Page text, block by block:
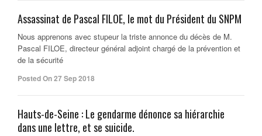
Assassinat de Pascal FILOE, le mot du Président du SNPM
Nous apprenons avec stupeur la triste annonce du décès de M.
Pascal FILOE, directeur général adjoint chargé de la prévention et
de la sécurité
Posted On 27 Sep 2018
Hauts-de-Seine : Le gendarme dénonce sa hiérarchie
dans une lettre, et se suicide.